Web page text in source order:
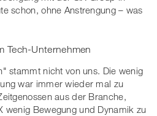
schon, ohne Anstrengung – was
Tech-Unternehmen
stammt nicht von uns. Die wenig
war immer wieder mal zu
aus der Branche,
wenig Bewegung und Dynamik zu